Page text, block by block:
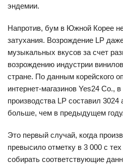
эндемии.
Напротив, бум в Южной Корее
затухания. Возрождение LP
музыкальных вкусов за счет
возрождению индустрии
стране. По данным корейского
интернет-магазинов Yes24 Co.,
производства LP составил
больше, чем в предыдущем году.
Это первый случай, когда
превысило отметку в 3 000 с
собирать соответствующие